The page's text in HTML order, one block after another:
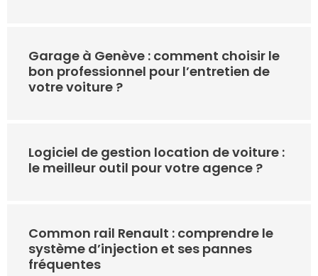
Garage à Genève : comment choisir le
bon professionnel pour l’entretien de
votre voiture ?
Logiciel de gestion location de voiture :
le meilleur outil pour votre agence ?
Common rail Renault : comprendre le
système d’injection et ses pannes
fréquentes